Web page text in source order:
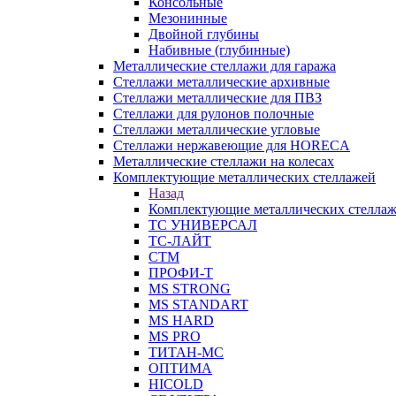
Мезонинные
Двойной глубины
Набивные (глубинные)
Металлические стеллажи для гаража
Стеллажи металлические архивные
Стеллажи металлические для ПВЗ
Стеллажи для рулонов полочные
Стеллажи металлические угловые
Стеллажи нержавеющие для HORECA
Металлические стеллажи на колесах
Комплектующие металлических стеллажей
Назад
Комплектующие металлических
ТС УНИВЕРСАЛ
ТС-ЛАЙТ
СТМ
ПРОФИ-Т
MS STRONG
MS STANDART
MS HARD
MS PRO
ТИТАН-МС
ОПТИМА
HICOLD